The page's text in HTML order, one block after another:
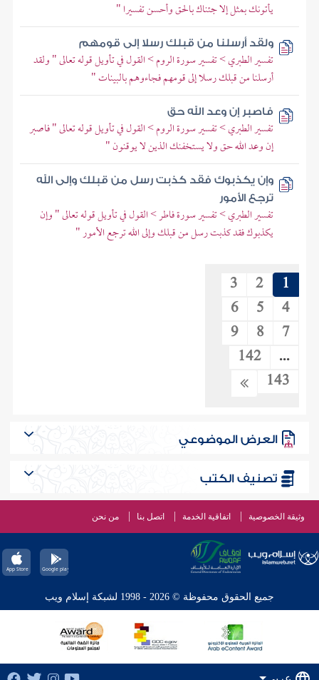
يأتونك بمثل إلا جئناك بالحق وأحسن تفسيرا "
ولقد أرسلنا من قبلك رسلا إلى قومهم
تفسير الطبري > تفسير سورة الروم > القول في تأويل قوله تعالى " ولقد
أرسلنا من قبلك رسلا إلى قومهم فجاءوهم بالبينات "
فاصبر إن وعد الله حق
تفسير الطبري > تفسير سورة الروم > القول في تأويل قوله تعالى " فاصبر
إن وعد الله حق ولا يستخفنك الذين لا يوقنون "
وإن يكذبوك فقد كذبت رسل من قبلك وإلى الله
ترجع الأمور
تفسير الطبري > تفسير سورة فاطر > القول في تأويل قوله تعالى " وإن
يكذبوك فقد كذبت رسل من قبلك وإلى الله ترجع الأمور "
1
2
3
4
5
6
7
8
9
...
142
143
العرض الموضوعي
تصنيف الكتب
وثيقة الخصوصية اتفاقية الخدمة اتصل بنا من نحن
جميع الحقوق محفوظة © 2026 - 1998 لشبكة إسلام ويب